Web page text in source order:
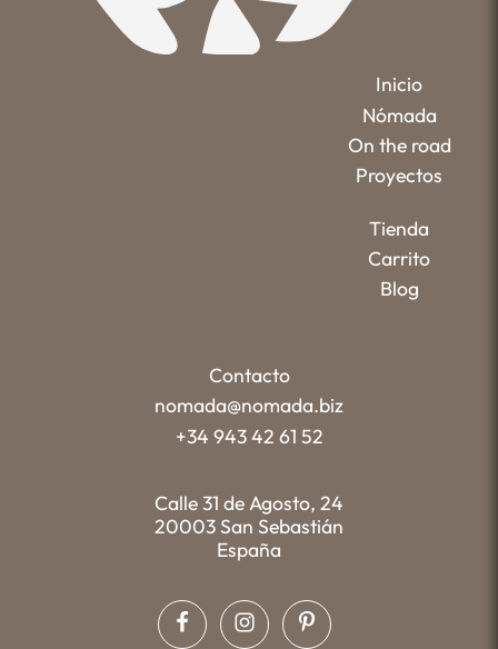
Inicio
Nómada
On the road
Proyectos
Tienda
Carrito
Blog
Contacto
nomada@nomada.biz
+34 943 42 61 52
Calle 31 de Agosto, 24
20003 San Sebastián
España